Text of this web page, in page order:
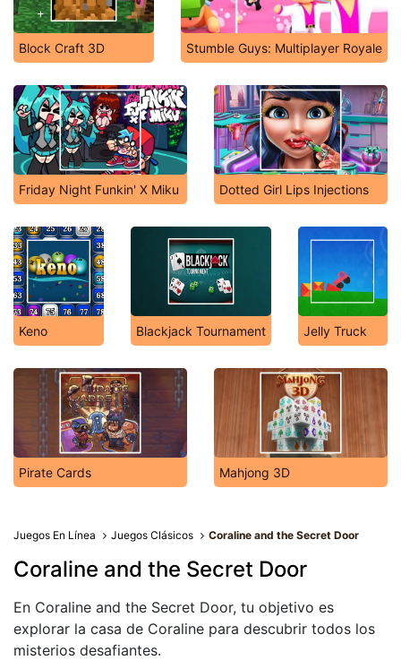
Block Craft 3D Stumble Guys: Multiplayer Royale
Friday Night Funkin' X Miku Dotted Girl Lips Injections
Keno Blackjack Tournament Jelly Truck
Pirate Cards Mahjong 3D
Juegos En Línea Juegos Clásicos Coraline and the Secret Door
Coraline and the Secret Door
En Coraline and the Secret Door, tu objetivo es
explorar la casa de Coraline para descubrir todos los
misterios desafiantes.